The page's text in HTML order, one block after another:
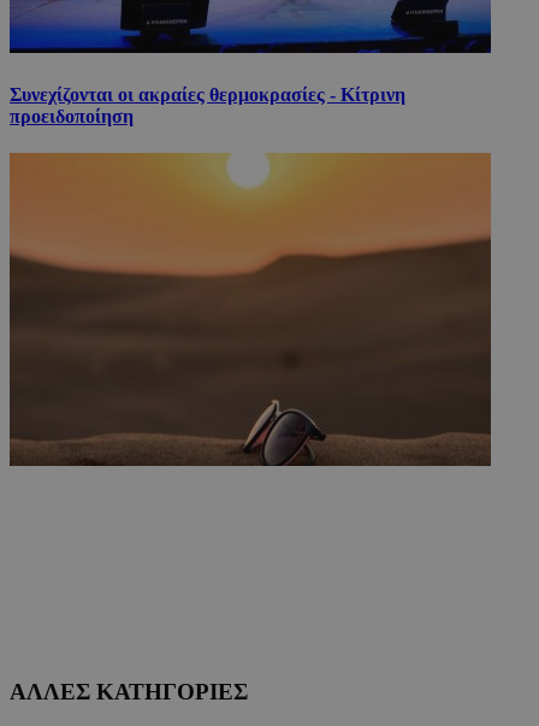
Συνεχίζονται οι ακραίες θερμοκρασίες - Κίτρινη
προειδοποίηση
ΑΛΛΕΣ ΚΑΤΗΓΟΡΙΕΣ